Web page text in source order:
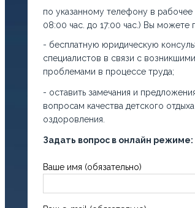
по указанному телефону в
08:00 час. до 17:00 час.) Вы можете
- бесплатную юридическую
специалистов в связи с
проблемами в процессе труда;
- оставить замечания и
вопросам качества детского
оздоровления.
Задать вопрос в онлайн режиме:
Ваше имя (обязательно)